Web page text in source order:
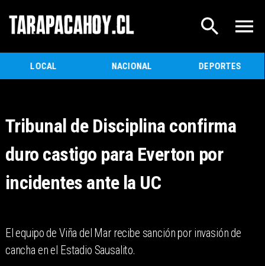
LOCAL NACIONAL DEPORTES
Tribunal de Disciplina confirma
duro castigo para Everton por
incidentes ante la UC
El equipo de Viña del Mar recibe sanción por invasión de
cancha en el Estadio Sausalito.